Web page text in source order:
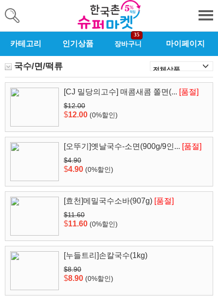
카테고리 인기상품 장바구니
35
마이페이지
국수/면/떡류
[CJ 밀당의고수] 매콤새콤 쫄면(... [품절]
$12.00
$12.00 (0%할인)
[오뚜기]옛날국수-소면(900g/9인... [품절]
$4.90
$4.90 (0%할인)
[효천]메밀국수소바(907g) [품절]
$11.60
$11.60 (0%할인)
[누들트리]손칼국수(1kg)
$8.90
$8.90 (0%할인)